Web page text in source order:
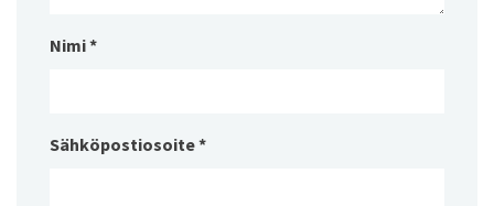
Nimi*
Sähköpostiosoite*